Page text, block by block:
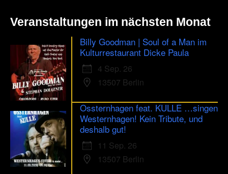
Veranstaltungen im nächsten Monat
Billy Goodman | Soul of a Man im
Kulturrestaurant Dicke Paula
4 Sep. 26
13507 Berlin
Ossternhagen feat. KULLE …singen
Westernhagen! Kein Tribute, und
deshalb gut!
11 Sep. 26
13507 Berlin